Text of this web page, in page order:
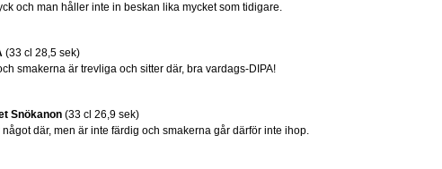
och man håller inte in beskan lika mycket som tidigare.
(33 cl 28,5 sek)
smakerna är trevliga och sitter där, bra vardags-DIPA!
Snökanon (33 cl 26,9 sek)
där, men är inte färdig och smakerna går därför inte ihop.